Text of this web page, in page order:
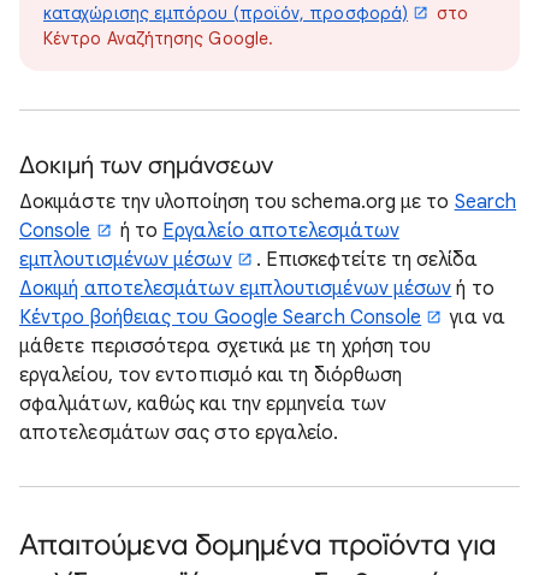
καταχώρισης εμπόρου (προϊόν, προσφορά)
στο
Κέντρο Αναζήτησης Google.
Δοκιμή των σημάνσεων
Δοκιμάστε την υλοποίηση του schema.org με το Search
Console
ή το Εργαλείο αποτελεσμάτων
εμπλουτισμένων μέσων
. Επισκεφτείτε τη σελίδα
Δοκιμή αποτελεσμάτων εμπλουτισμένων μέσων ή το
Κέντρο βοήθειας του Google Search Console
για να
μάθετε περισσότερα σχετικά με τη χρήση του
εργαλείου, τον εντοπισμό και τη διόρθωση
σφαλμάτων, καθώς και την ερμηνεία των
αποτελεσμάτων σας στο εργαλείο.
Απαιτούμενα δομημένα προϊόντα για